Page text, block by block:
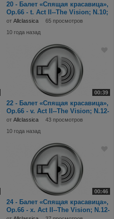
20 - Балет «Спящая красавица»,
Op.66 - t. Act II--The Vision; N.10;
En
от Allclassica
65 просмотров
10 года назад
00:39
22 - Балет «Спящая красавица»,
Op.66 - v. Act II--The Vision; N.12-
a;
от Allclassica
43 просмотров
10 года назад
00:46
24 - Балет «Спящая красавица»,
Op.66 - x. Act II--The Vision; N.12-